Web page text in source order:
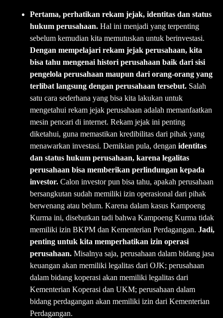
Pertama, perhatikan rekam jejak, identitas dan status
hukum perusahaan. Hal ini menjadi yang terpenting
sebelum kemudian kita memutuskan untuk berinvestasi.
Dengan mempelajari rekam jejak perusahaan, kita
bisa tahu mengenai histori perusahaan baik dari sisi
pengelola perusahaan maupun dari orang-orang yang
terlibat langsung dengan perusahaan tersebut. Salah
satu cara sederhana yang bisa kita lakukan untuk
mengetahui rekam jejak perusahaan adalah memanfaatkan
mesin pencari di internet. Rekam jejak ini penting
diketahui, guna memastikan kredibilitas dari pihak yang
menawarkan investasi. Demikian pula, dengan identitas
dan status hukum perusahaan, karena legalitas
perusahaan bisa memberikan perlindungan kepada
investor. Calon investor pun bisa tahu, apakah perusahaan
bersangkutan sudah memiliki izin operasional dari pihak
berwenang atau belum. Karena dalam kasus Kampoeng
Kurma ini, disebutkan tadi bahwa Kampoeng Kurma tidak
memiliki izin BKPM dan Kementerian Perdagangan. Jadi,
penting untuk kita memperhatikan izin operasi
perusahaan. Misalnya saja, perusahaan dalam bidang jasa
keuangan akan memiliki legalitas dari OJK; perusahaan
dalam bidang koperasi akan memiliki legalitas dari
Kementerian Koperasi dan UKM; perusahaan dalam
bidang perdagangan akan memiliki izin dari Kementerian
Perdagangan.